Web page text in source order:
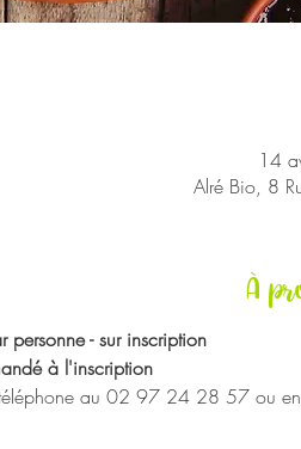
14
Alré Bio, 8
À
personne - sur inscription
à l'inscription
au 02 97 24 28 57 ou en